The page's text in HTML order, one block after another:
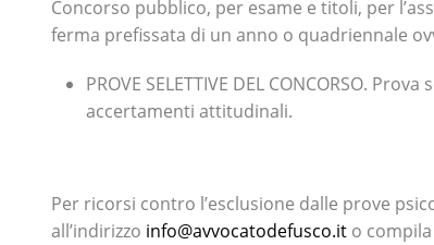
Concorso pubblico, per esame e titoli, per
ferma prefissata di un anno o quadriennale
PROVE SELETTIVE DEL CONCORSO.
accertamenti attitudinali.
Per ricorsi contro l’esclusione dalle prove
all’indirizzo info@avvocatodefusco.it o